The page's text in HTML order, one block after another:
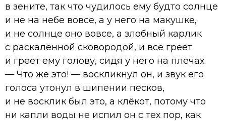
в зените, так что чудилось ему будто солнце
и не на небе вовсе, а у него на макушке,
и не солнце оно вовсе, а злобный карлик
с раскалённой сковородой, и всё греет
и греет ему голову, сидя у него на плечах.
— Что же это! — воскликнул он, и звук его
голоса утонул в шипении песков,
и не восклик был это, а клёкот, потому что
ни капли воды не испил он с тех пор, как